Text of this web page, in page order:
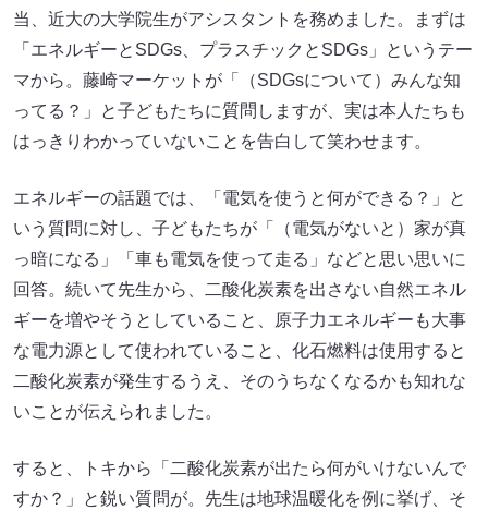
当、近大の大学院生がアシスタントを務めました。まずは
「エネルギーとSDGs、プラスチックとSDGs」というテー
マから。藤崎マーケットが「（SDGsについて）みんな知
ってる？」と子どもたちに質問しますが、実は本人たちも
はっきりわかっていないことを告白して笑わせます。
エネルギーの話題では、「電気を使うと何ができる？」と
いう質問に対し、子どもたちが「（電気がないと）家が真
っ暗になる」「車も電気を使って走る」などと思い思いに
回答。続いて先生から、二酸化炭素を出さない自然エネル
ギーを増やそうとしていること、原子力エネルギーも大事
な電力源として使われていること、化石燃料は使用すると
二酸化炭素が発生するうえ、そのうちなくなるかも知れな
いことが伝えられました。
すると、トキから「二酸化炭素が出たら何がいけないんで
すか？」と鋭い質問が。先生は地球温暖化を例に挙げ、そ